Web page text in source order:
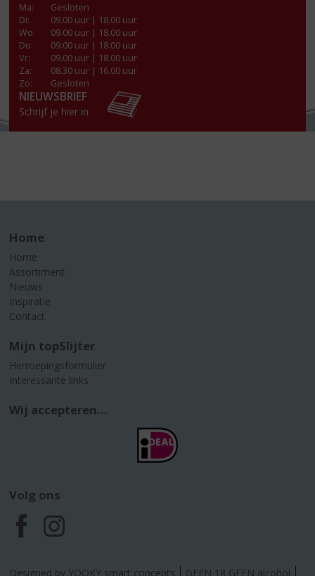
Ma:
Gesloten
Di:
09.00 uur | 18.00 uur
Wo:
09.00 uur | 18.00 uur
Do:
09.00 uur | 18.00 uur
Vr:
09.00 uur | 18.00 uur
Za:
08.30 uur | 16.00 uur
Zo:
Gesloten
NIEUWSBRIEF
Schrijf je hier in
Home
Home
Assortiment
Nieuws
Inspiratie
Contact
Mijn topSlijter
Herroepingsformulier
Interessante links
Wij accepteren...
Volg ons
F
a
I
n
Designed by YOOKY smart concepts GEEN 18 GEEN alcohol